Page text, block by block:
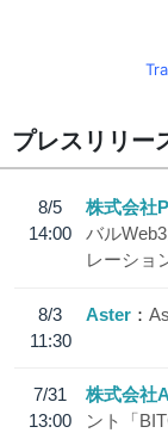
プレスリリー
8/5
14:00
株式会社
バル
レーショ
8/3
11:30
Aster
7/31
13:00
株式会社
ント「